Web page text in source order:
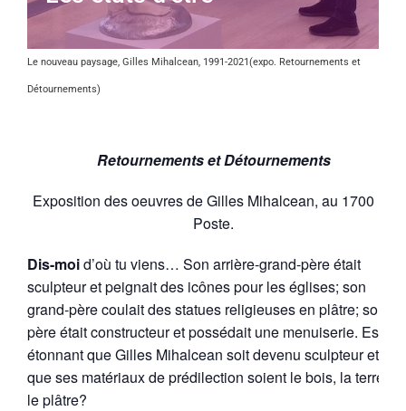
Le nouveau paysage, Gilles Mihalcean, 1991-2021(expo. Retournements et
Détournements)
Retournements et Détournements
Exposition des oeuvres de Gilles Mihalcean, au 1700 La
Poste.
Dis-moid’où tu viens… Son arrière-grand-père était
sculpteur et peignait des icônes pour les églises; son
grand-père coulait des statues religieuses en plâtre; son
père était constructeur et possédait une menuiserie. Est-il
étonnant que Gilles Mihalcean soit devenu sculpteur et
que ses matériaux de prédilection soient le bois, la terre et
le plâtre?